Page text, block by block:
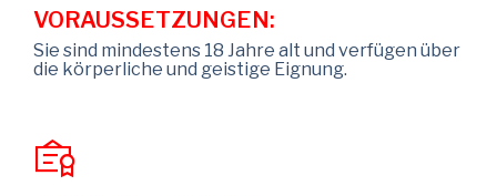
VORAUSSETZUNGEN:
Sie sind mindestens 18 Jahre alt und verfügen über
die körperliche und geistige Eignung.